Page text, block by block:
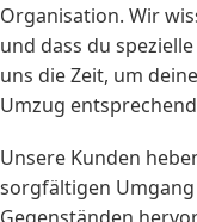
Organisation. Wir
und dass du
uns die Zeit, um
Umzug
Unsere Kunden
sorgfältigen